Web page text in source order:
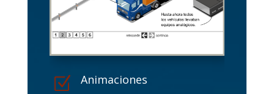
Z Animaciones